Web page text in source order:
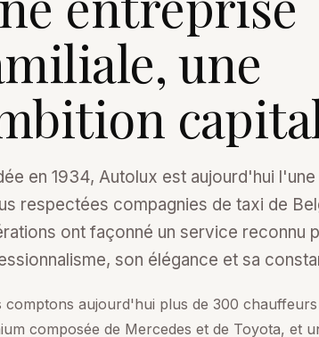
une
en 1934, Autolux est aujourd'hui
respectées compagnies de taxi de
ont façonné un service reconnu
son élégance et sa
comptons aujourd'hui plus de 300
composée de Mercedes et de Toyota, et